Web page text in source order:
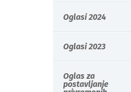
Oglasi 2024
Oglasi 2023
Oglas za
postavljanje